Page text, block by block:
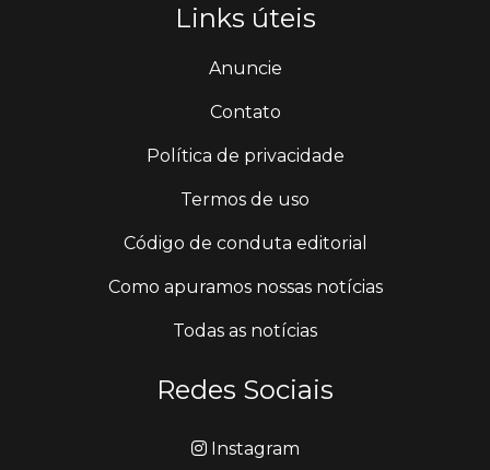
Links úteis
Anuncie
Contato
Política de privacidade
Termos de uso
Código de conduta editorial
Como apuramos nossas notícias
Todas as notícias
Redes Sociais
Instagram